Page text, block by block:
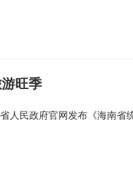
旺季
人民政府官网发布《海南